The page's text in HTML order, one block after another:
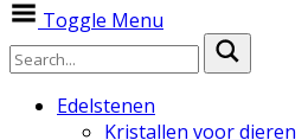
Toggle Menu
Edelstenen
Kristallen voor dieren